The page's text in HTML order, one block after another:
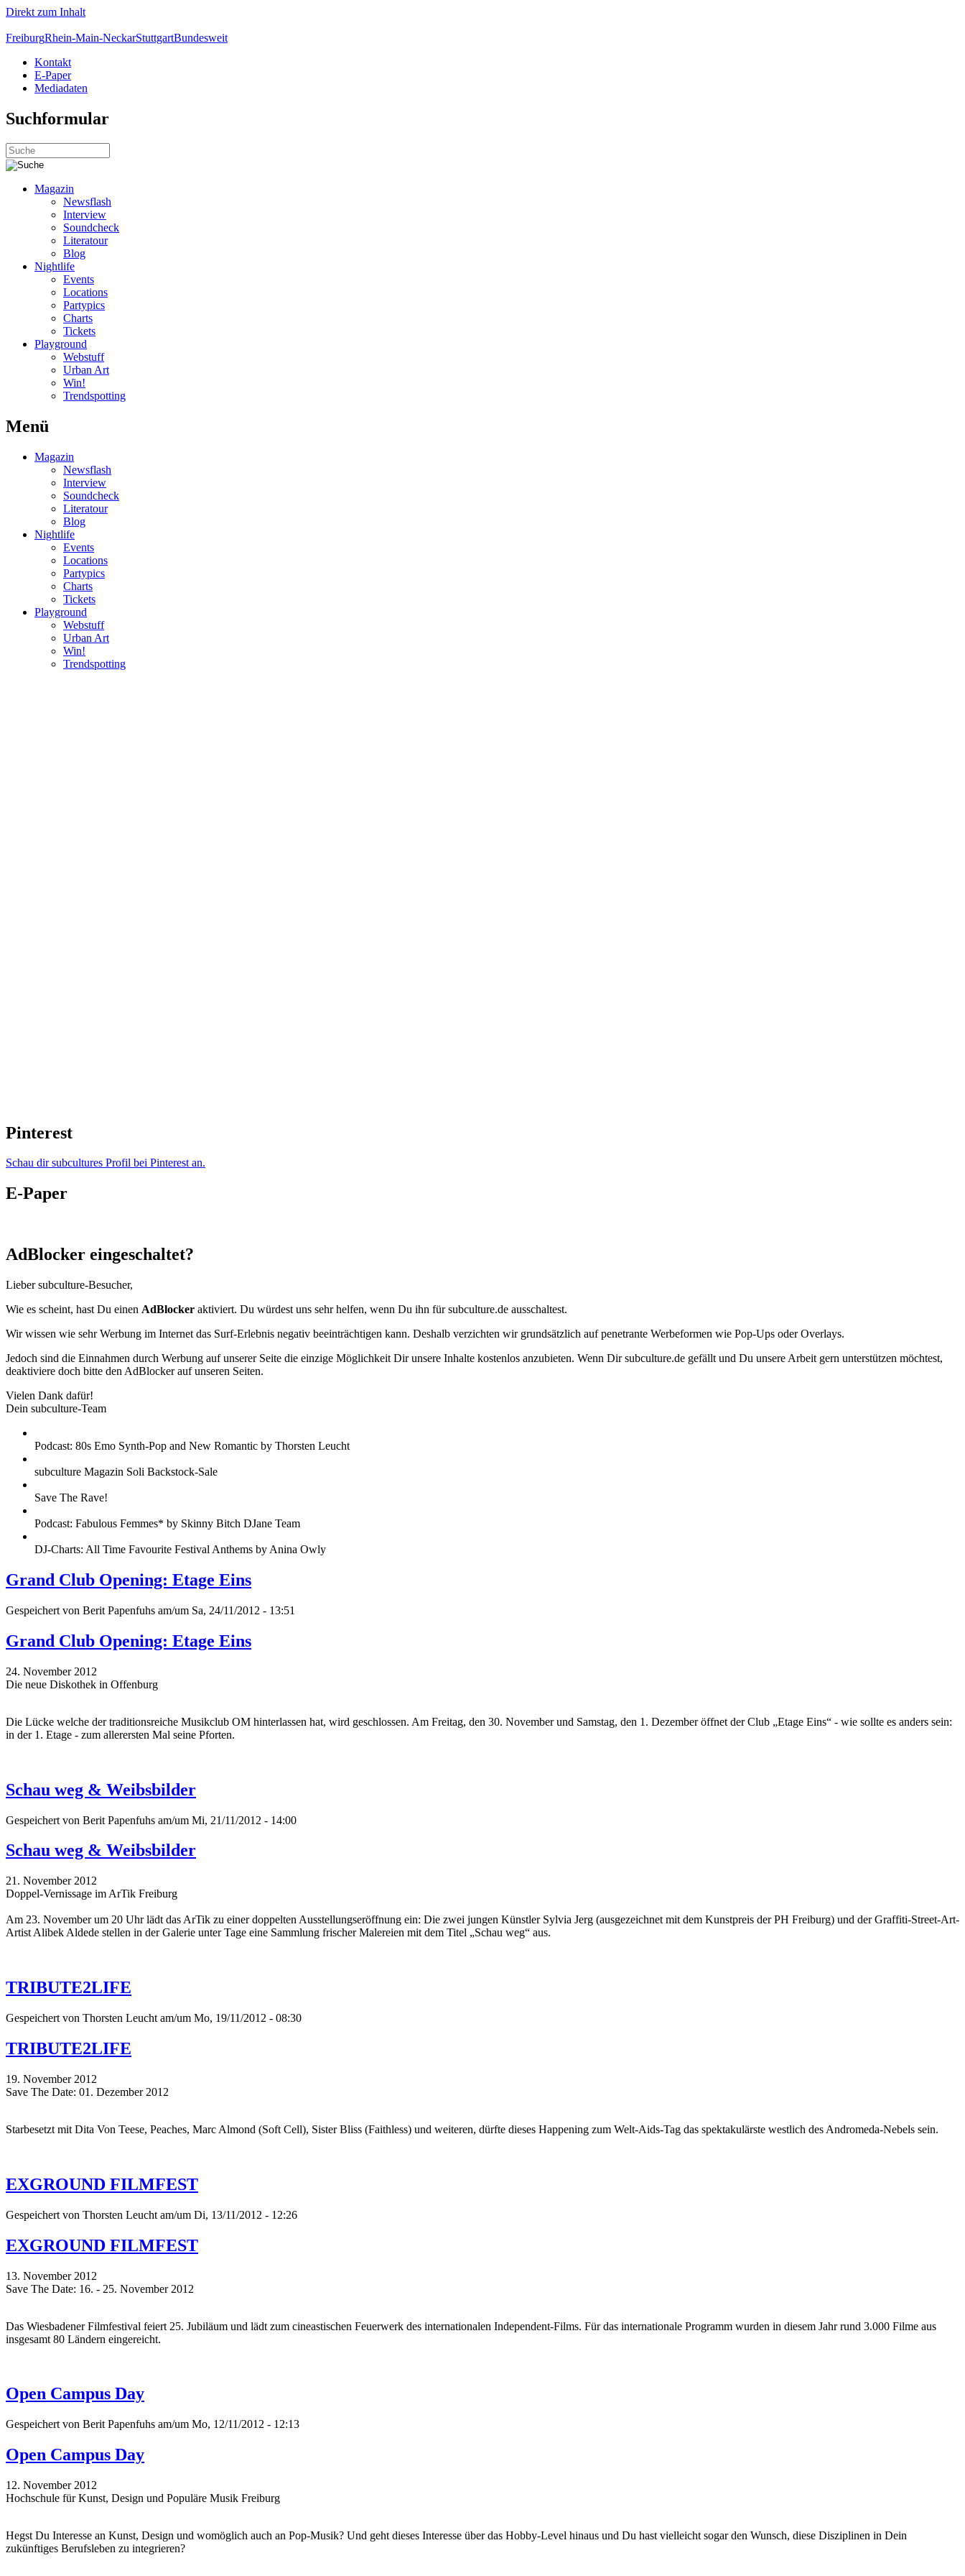
Direkt zum Inhalt
FreiburgRhein-Main-NeckarStuttgartBundesweit
Kontakt
E-Paper
Mediadaten
Suchformular
Magazin
Newsflash
Interview
Soundcheck
Literatour
Blog
Nightlife
Events
Locations
Partypics
Charts
Tickets
Playground
Webstuff
Urban Art
Win!
Trendspotting
Menü
Magazin
Newsflash
Interview
Soundcheck
Literatour
Blog
Nightlife
Events
Locations
Partypics
Charts
Tickets
Playground
Webstuff
Urban Art
Win!
Trendspotting
Pinterest
Schau dir subcultures Profil bei Pinterest an.
E-Paper
AdBlocker eingeschaltet?
Lieber subculture-Besucher,
Wie es scheint, hast Du einen AdBlocker aktiviert. Du würdest uns sehr helfen, wenn Du ihn für subculture.de ausschaltest.
Wir wissen wie sehr Werbung im Internet das Surf-Erlebnis negativ beeinträchtigen kann. Deshalb verzichten wir grundsätzlich auf penetrante Werbeformen wie Pop-Ups oder Overlays.
Jedoch sind die Einnahmen durch Werbung auf unserer Seite die einzige Möglichkeit Dir unsere Inhalte kostenlos anzubieten. Wenn Dir subculture.de gefällt und Du unsere Arbeit gern unterstützen möchtest,
deaktiviere doch bitte den AdBlocker auf unseren Seiten.
Vielen Dank dafür!
Dein subculture-Team
Podcast: 80s Emo Synth-Pop and New Romantic by Thorsten Leucht
subculture Magazin Soli Backstock-Sale
Save The Rave!
Podcast: Fabulous Femmes* by Skinny Bitch DJane Team
DJ-Charts: All Time Favourite Festival Anthems by Anina Owly
Grand Club Opening: Etage Eins
Gespeichert von Berit Papenfuhs am/um Sa, 24/11/2012 - 13:51
Grand Club Opening: Etage Eins
24. November 2012
Die neue Diskothek in Offenburg
Die Lücke welche der traditionsreiche Musikclub OM hinterlassen hat, wird geschlossen. Am Freitag, den 30. November und Samstag, den 1. Dezember öffnet der Club „Etage Eins“ - wie sollte es anders sein:
in der 1. Etage - zum allerersten Mal seine Pforten.
Schau weg & Weibsbilder
Gespeichert von Berit Papenfuhs am/um Mi, 21/11/2012 - 14:00
Schau weg & Weibsbilder
21. November 2012
Doppel-Vernissage im ArTik Freiburg
Am 23. November um 20 Uhr lädt das ArTik zu einer doppelten Ausstellungseröffnung ein: Die zwei jungen Künstler Sylvia Jerg (ausgezeichnet mit dem Kunstpreis der PH Freiburg) und der Graffiti-Street-Art-
Artist Alibek Aldede stellen in der Galerie unter Tage eine Sammlung frischer Malereien mit dem Titel „Schau weg“ aus.
TRIBUTE2LIFE
Gespeichert von Thorsten Leucht am/um Mo, 19/11/2012 - 08:30
TRIBUTE2LIFE
19. November 2012
Save The Date: 01. Dezember 2012
Starbesetzt mit Dita Von Teese, Peaches, Marc Almond (Soft Cell), Sister Bliss (Faithless) und weiteren, dürfte dieses Happening zum Welt-Aids-Tag das spektakulärste westlich des Andromeda-Nebels sein.
EXGROUND FILMFEST
Gespeichert von Thorsten Leucht am/um Di, 13/11/2012 - 12:26
EXGROUND FILMFEST
13. November 2012
Save The Date: 16. - 25. November 2012
Das Wiesbadener Filmfestival feiert 25. Jubiläum und lädt zum cineastischen Feuerwerk des internationalen Independent-Films. Für das internationale Programm wurden in diesem Jahr rund 3.000 Filme aus
insgesamt 80 Ländern eingereicht.
Open Campus Day
Gespeichert von Berit Papenfuhs am/um Mo, 12/11/2012 - 12:13
Open Campus Day
12. November 2012
Hochschule für Kunst, Design und Populäre Musik Freiburg
Hegst Du Interesse an Kunst, Design und womöglich auch an Pop-Musik? Und geht dieses Interesse über das Hobby-Level hinaus und Du hast vielleicht sogar den Wunsch, diese Disziplinen in Dein
zukünftiges Berufsleben zu integrieren?